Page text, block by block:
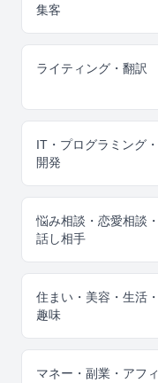
集客
ライティング・翻訳
IT・プログラミング・
開発
悩み相談・恋愛相談・
話し相手
住まい・美容・生活・
趣味
マネー・副業・アフィ